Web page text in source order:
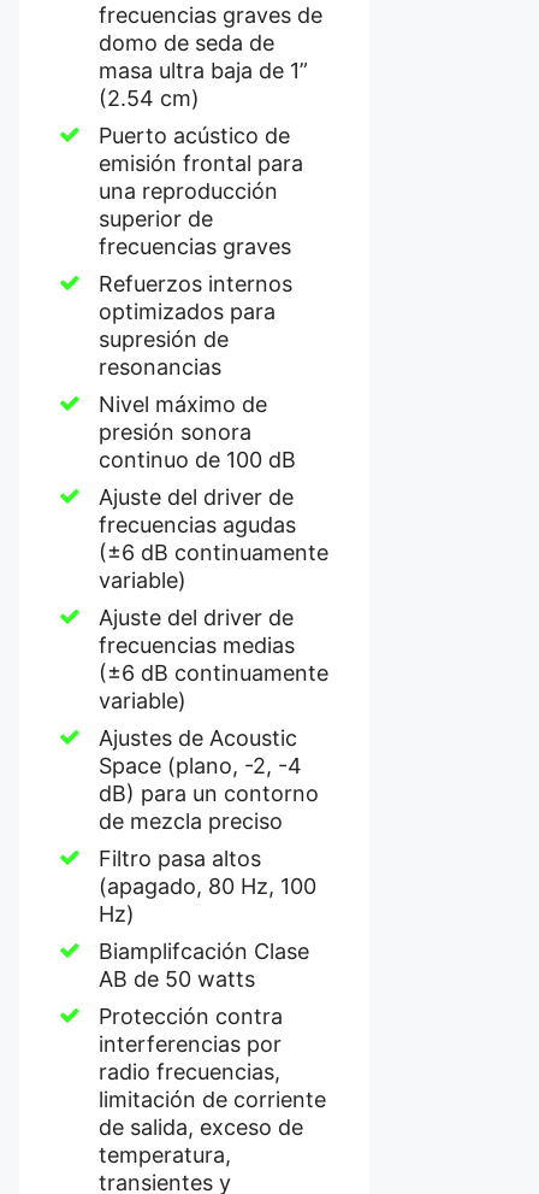
frecuencias graves de
domo de seda de
masa ultra baja de 1”
(2.54 cm)
Puerto acústico de
emisión frontal para
una reproducción
superior de
frecuencias graves
Refuerzos internos
optimizados para
supresión de
resonancias
Nivel máximo de
presión sonora
continuo de 100 dB
Ajuste del driver de
frecuencias agudas
(±6 dB continuamente
variable)
Ajuste del driver de
frecuencias medias
(±6 dB continuamente
variable)
Ajustes de Acoustic
Space (plano, -2, -4
dB) para un contorno
de mezcla preciso
Filtro pasa altos
(apagado, 80 Hz, 100
Hz)
Biamplifcación Clase
AB de 50 watts
Protección contra
interferencias por
radio frecuencias,
limitación de corriente
de salida, exceso de
temperatura,
transientes y